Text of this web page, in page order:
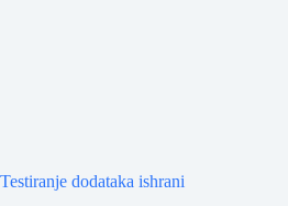
Testiranje dodataka ishrani